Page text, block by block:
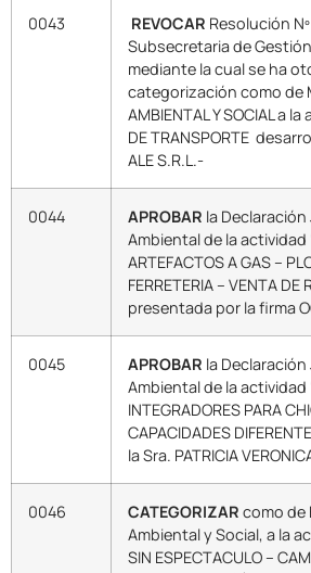
0043 REVOCAR Resolución
Subsecretaria de
mediante la cual se ha
categorización como de
AMBIENTAL Y SOCIAL a
DE TRANSPORTE
ALE S.R.L.-
0044 APROBAR la
Ambiental de la actividad
ARTEFACTOS A GAS –
FERRETERIA – VENTA DE
presentada por la firma
0045 APROBAR la
Ambiental de la actividad
INTEGRADORES PARA
CAPACIDADES
la Sra. PATRICIA
0046 CATEGORIZAR como de
Ambiental y Social, a la
SIN ESPECTACULO –